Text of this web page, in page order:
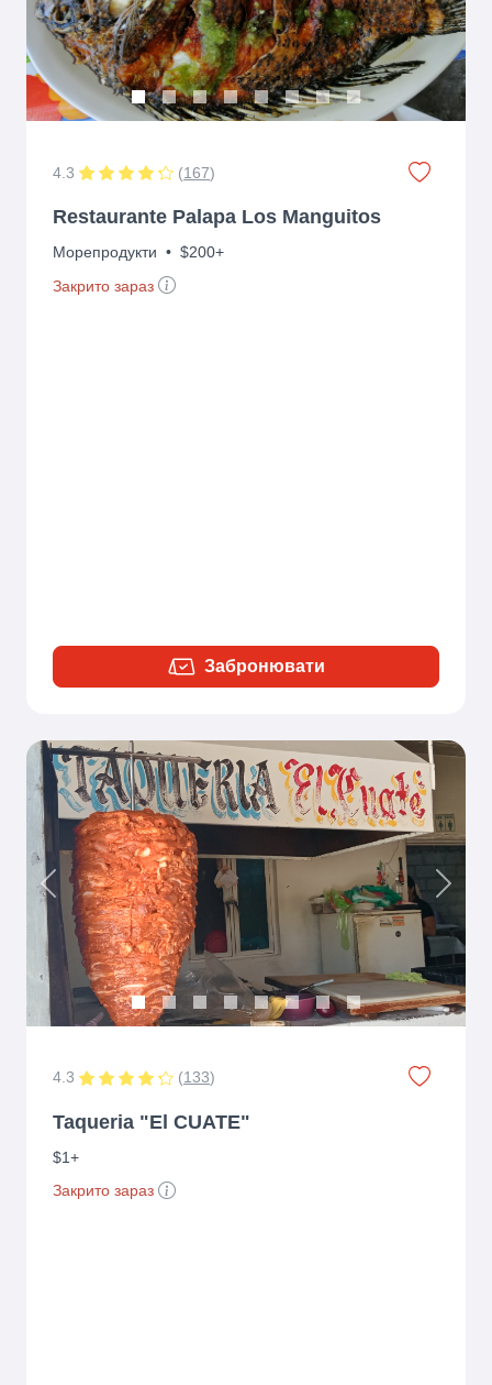
4.3 (167)
Restaurante Palapa Los Manguitos
Морепродукти • $200+
Закрито зараз
Забронювати
Previous Next
4.3 (133)
Taqueria "El CUATE"
$1+
Закрито зараз